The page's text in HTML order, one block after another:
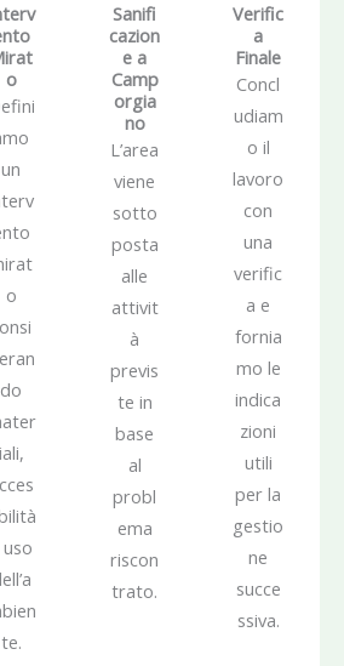
o
un
o
do
iali,
uso
te.
Sanifi
cazion
e a
Camp
orgia
no
L’area
viene
sotto
posta
alle
attivit
à
previs
te in
base
al
probl
ema
riscon
trato.
Verific
a
Finale
Concl
udiam
o il
lavoro
con
una
verific
a e
fornia
mo le
indica
zioni
utili
per la
gestio
ne
succe
ssiva.